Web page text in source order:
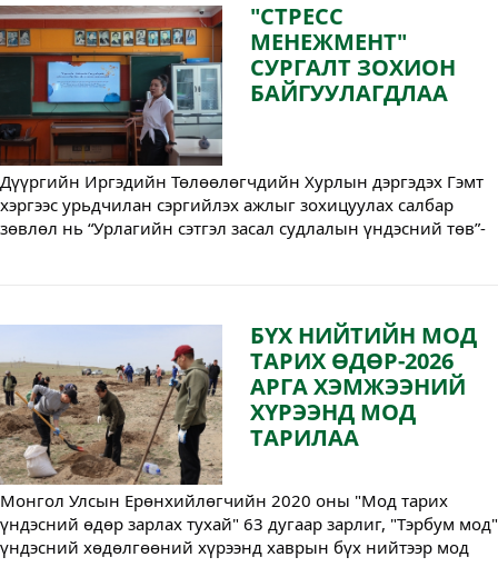
"СТРЕСС
МЕНЕЖМЕНТ"
СУРГАЛТ ЗОХИОН
БАЙГУУЛАГДЛАА
Дүүргийн Иргэдийн Төлөөлөгчдийн Хурлын дэргэдэх Гэмт
хэргээс урьдчилан сэргийлэх ажлыг зохицуулах салбар
зөвлөл нь “Урлагийн сэтгэл засал судлалын үндэсний төв”-
бусадтай харилцах чадвар олгох “Стресс менежмент”
сургалтад ерөнхий боловсролын 91, 94 дүгээр сургуулийн
10, 11 дүгээр ангийн сурагчдыг хамрууллаа.
БҮХ НИЙТИЙН МОД
ТАРИХ ӨДӨР-2026
АРГА ХЭМЖЭЭНИЙ
ХҮРЭЭНД МОД
ТАРИЛАА
Монгол Улсын Ерөнхийлөгчийн 2020 оны "Мод тарих
үндэсний өдөр зарлах тухай" 63 дугаар зарлиг, "Тэрбум мод"
үндэсний хөдөлгөөний хүрээнд хаврын бүх нийтээр мод